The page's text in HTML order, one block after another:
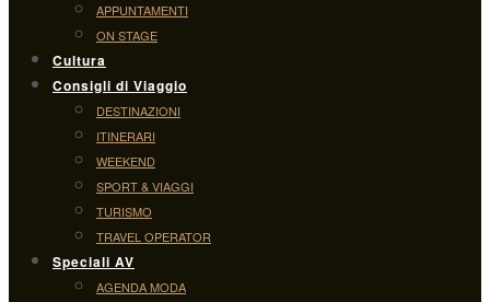
APPUNTAMENTI
ON STAGE
Cultura
Consigli di Viaggio
DESTINAZIONI
ITINERARI
WEEKEND
SPORT & VIAGGI
TURISMO
TRAVEL OPERATOR
Speciali AV
AGENDA MODA